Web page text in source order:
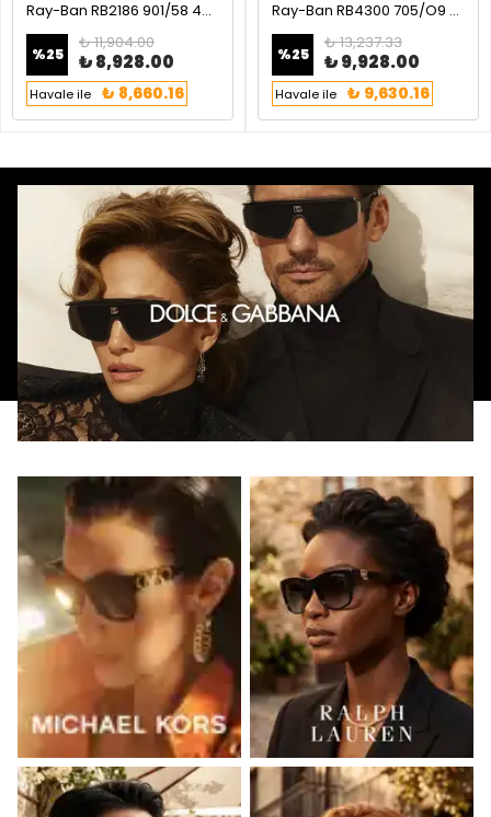
Ray-Ban RB2186 901/58 49 State Street Polarize Unisex Güneş Gözlüğü
%25
₺ 11,904.00
₺ 8,928.00
Havale ile ₺ 8,660.16
Ray-Ban RB4300 705/O9 63 Polarize Erkek Güneş Gözlüğü
%25
₺ 13,237.33
₺ 9,928.00
Havale ile ₺ 9,630.16